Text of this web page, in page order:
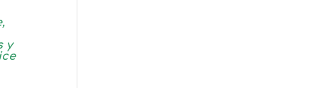
y